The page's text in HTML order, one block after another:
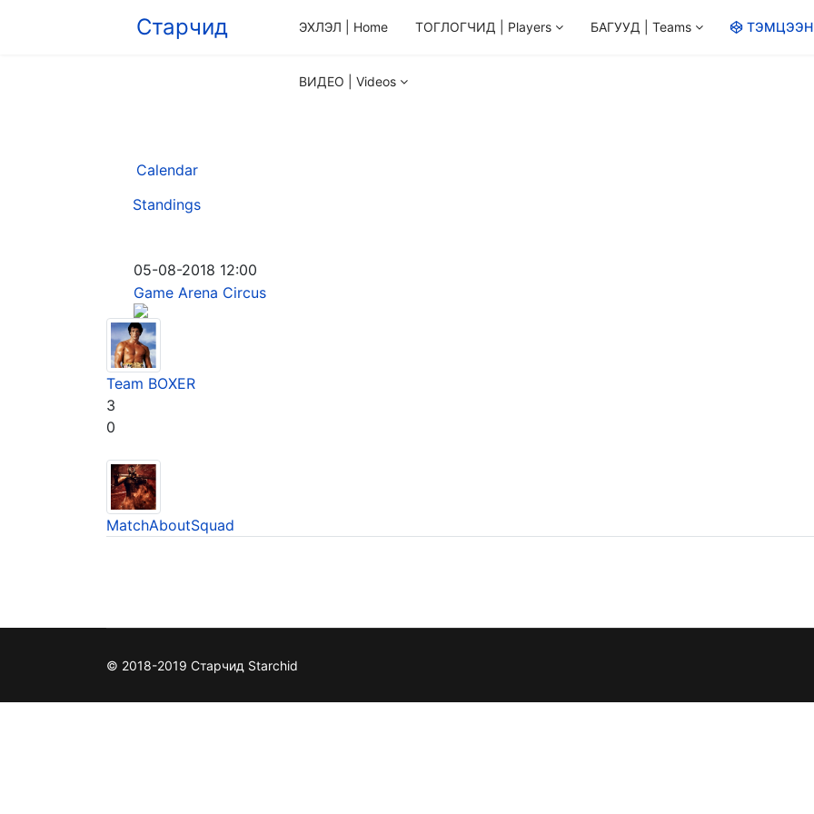
Старчид ЭХЛЭЛ | Home ТОГЛОГЧИД | Players БАГУУД | Teams ТЭМЦЭЭН
ВИДЕО | Videos
Calendar
Standings
05-08-2018 12:00
Game Arena Circus
Team BOXER
3
0
MatchAboutSquad
© 2018-2019 Старчид Starchid